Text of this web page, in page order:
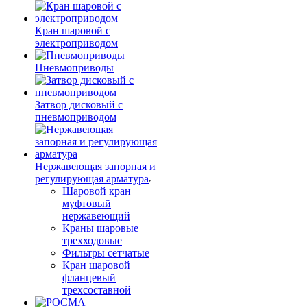
Кран шаровой с
электроприводом
Пневмоприводы
Затвор дисковый с
пневмоприводом
Нержавеющая запорная и
регулирующая арматура
Шаровой кран
муфтовый
нержавеющий
Краны шаровые
трехходовые
Фильтры сетчатые
Кран шаровой
фланцевый
трехсоставной